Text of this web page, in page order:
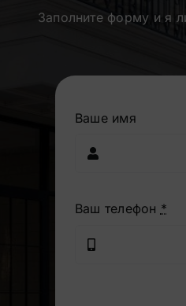
Заполните форму и я
Ваше имя
Ваш телефон *